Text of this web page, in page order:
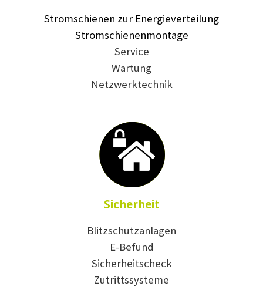
Stromschienen zur Energieverteilung
Stromschienenmontage
Service
Wartung
Netzwerktechnik
Sicherheit
Blitzschutzanlagen
E-Befund
Sicherheitscheck
Zutrittssysteme